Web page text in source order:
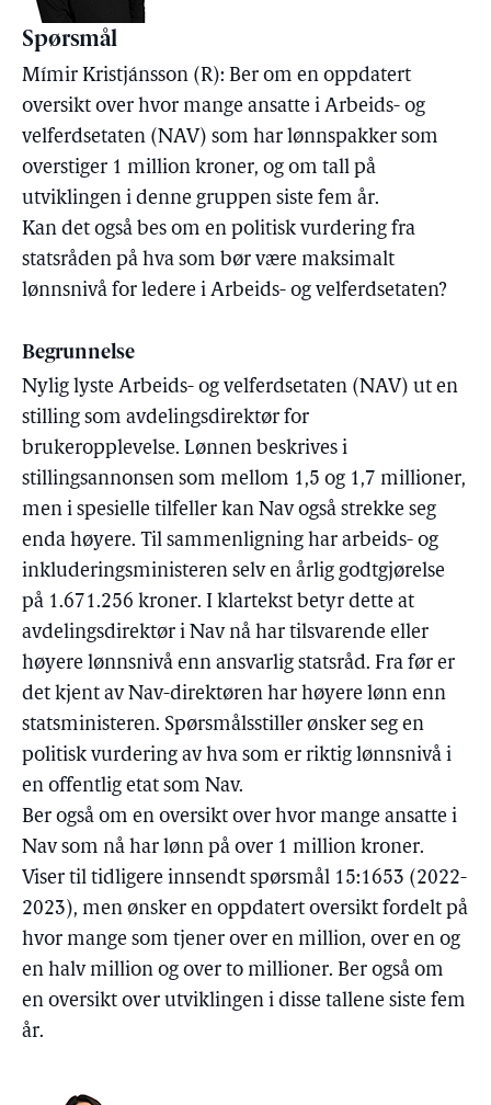
Spørsmål
Mímir Kristjánsson (R): Ber om en oppdatert
oversikt over hvor mange ansatte i Arbeids- og
velferdsetaten (NAV) som har lønnspakker som
overstiger 1 million kroner, og om tall på
utviklingen i denne gruppen siste fem år.
Kan det også bes om en politisk vurdering fra
statsråden på hva som bør være maksimalt
lønnsnivå for ledere i Arbeids- og velferdsetaten?
Begrunnelse
Nylig lyste Arbeids- og velferdsetaten (NAV) ut en
stilling som avdelingsdirektør for
brukeropplevelse. Lønnen beskrives i
stillingsannonsen som mellom 1,5 og 1,7 millioner,
men i spesielle tilfeller kan Nav også strekke seg
enda høyere. Til sammenligning har arbeids- og
inkluderingsministeren selv en årlig godtgjørelse
på 1.671.256 kroner. I klartekst betyr dette at
avdelingsdirektør i Nav nå har tilsvarende eller
høyere lønnsnivå enn ansvarlig statsråd. Fra før er
det kjent av Nav-direktøren har høyere lønn enn
statsministeren. Spørsmålsstiller ønsker seg en
politisk vurdering av hva som er riktig lønnsnivå i
en offentlig etat som Nav.
Ber også om en oversikt over hvor mange ansatte i
Nav som nå har lønn på over 1 million kroner.
Viser til tidligere innsendt spørsmål 15:1653 (2022-
2023), men ønsker en oppdatert oversikt fordelt på
hvor mange som tjener over en million, over en og
en halv million og over to millioner. Ber også om
en oversikt over utviklingen i disse tallene siste fem
år.